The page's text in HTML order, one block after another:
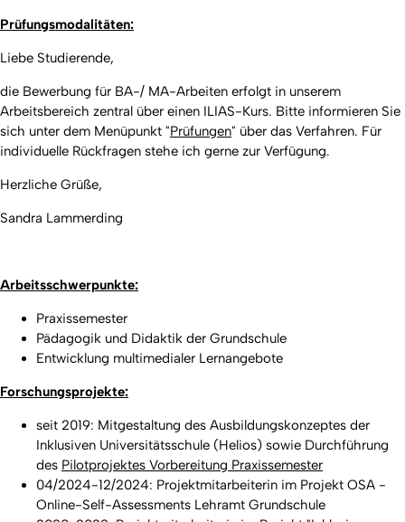
Prüfungsmodalitäten:
Liebe Studierende,
die Bewerbung für BA-/ MA-Arbeiten erfolgt in unserem
Arbeitsbereich zentral über einen ILIAS-Kurs. Bitte informieren Sie
sich unter dem Menüpunkt "Prüfungen" über das Verfahren. Für
individuelle Rückfragen stehe ich gerne zur Verfügung.
Herzliche Grüße,
Sandra Lammerding
Arbeitsschwerpunkte:
Praxissemester
Pädagogik und Didaktik der Grundschule
Entwicklung multimedialer Lernangebote
Forschungsprojekte:
seit 2019: Mitgestaltung des Ausbildungskonzeptes der
Inklusiven Universitätsschule (Helios) sowie Durchführung
des Pilotprojektes Vorbereitung Praxissemester
04/2024-12/2024: Projektmitarbeiterin im Projekt OSA -
Online-Self-Assessments Lehramt Grundschule